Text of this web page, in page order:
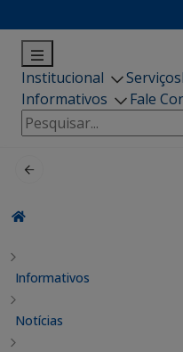
Institucional Serviços
Informativos
Fale
Pesquisar
por:
Informativos
Notícias